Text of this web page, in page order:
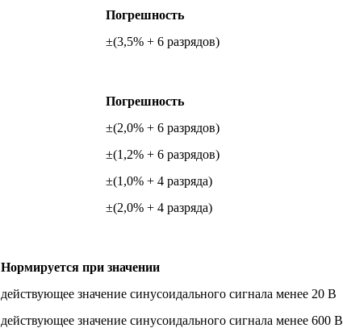
Погрешность
±(3,5% + 6 разрядов)
Погрешность
±(2,0% + 6 разрядов)
±(1,2% + 6 разрядов)
±(1,0% + 4 разряда)
±(2,0% + 4 разряда)
Нормируется при значении
действующее значение синусоидального сигнала менее 20 В
действующее значение синусоидального сигнала менее 600 В